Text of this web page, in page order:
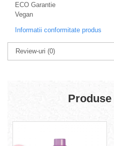
ECO Garantie
Vegan
Informatii conformitate produs
Review-uri (0)